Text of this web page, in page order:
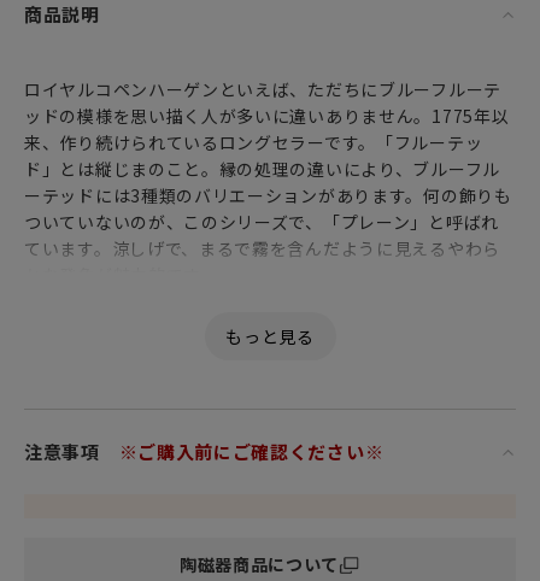
商品説明
ロイヤルコペンハーゲンといえば、ただちにブルーフルーテ
ッドの模様を思い描く人が多いに違いありません。1775年以
来、作り続けられているロングセラーです。「フルーテッ
ド」とは縦じまのこと。縁の処理の違いにより、ブルーフル
ーテッドには3種類のバリエーションがあります。何の飾りも
ついていないのが、このシリーズで、「プレーン」と呼ばれ
ています。涼しげで、まるで霧を含んだように見えるやわら
注意事項 ※ご購入前にご確認ください※
陶磁器商品について